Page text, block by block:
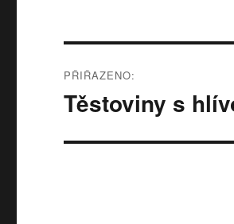
pro
PŘIŘAZENO:
Těstoviny s